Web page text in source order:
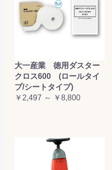
大一産業 徳用ダスター
クロス600 (ロールタイ
プ/シートタイプ)
￥2,497 ～ ￥8,800